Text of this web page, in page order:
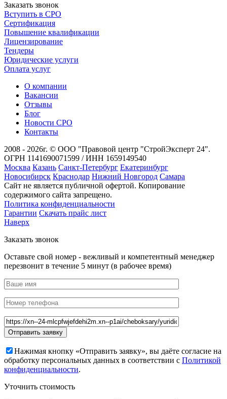
Заказать звонок
Вступить в СРО
Сертификация
Повышение квалификации
Лицензирование
Тендеры
Юридические услуги
Оплата услуг
О компании
Вакансии
Отзывы
Блог
Новости СРО
Контакты
2008 - 2026г. © ООО "Правовой центр "СтройЭксперт 24".
ОГРН 1141690071599 / ИНН 1659149540
Москва Казань Санкт-Петербург Екатеринбург
Новосибирск Краснодар Нижний Новгород Самара
Сайт не является публичной офертой. Копирование
содержимого сайта запрещено.
Политика конфиденциальности
Гарантии Скачать прайс лист
Наверх
Заказать звонок
Оставьте свой номер - вежливый и компетентный менеджер
перезвонит в течение 5 минут (в рабочее время)
Нажимая кнопку «Отправить заявку», вы даёте согласие на
обработку персональных данных в соответствии с Политикой
конфиденциальности.
Уточнить стоимость